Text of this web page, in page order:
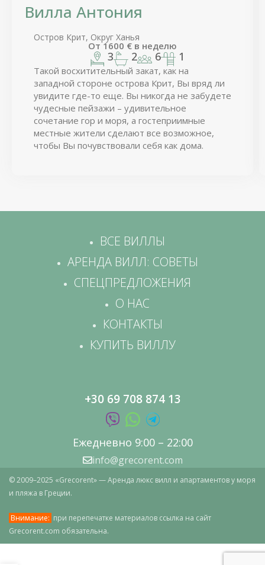
Вилла Антония
Остров Крит, Округ Ханья
От 1600 € в неделю
3 2 6 1
Такой восхитительный закат, как на
западной стороне острова Крит, Вы вряд ли
увидите где-то еще. Вы никогда не забудете
чудесные пейзажи – удивительное
сочетание гор и моря, а гостеприимные
местные жители сделают все возможное,
чтобы Вы почувствовали себя как дома.
ВСЕ ВИЛЛЫ
АРЕНДА ВИЛЛ: СОВЕТЫ
СПЕЦПРЕДЛОЖЕНИЯ
О НАС
КОНТАКТЫ
КУПИТЬ ВИЛЛУ
+30 69 708 874 13
Ежедневно 9:00 – 22:00
info@grecorent.com
© 2009–2025 «Grecorent» — Аренда люкс вилл и апартаментов у моря
и пляжа в Греции.
Внимание: при перепечатке материалов ссылка на сайт
Grecorent.com обязательна.